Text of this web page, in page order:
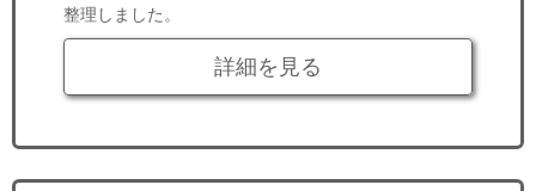
整理しました。
詳細を見る